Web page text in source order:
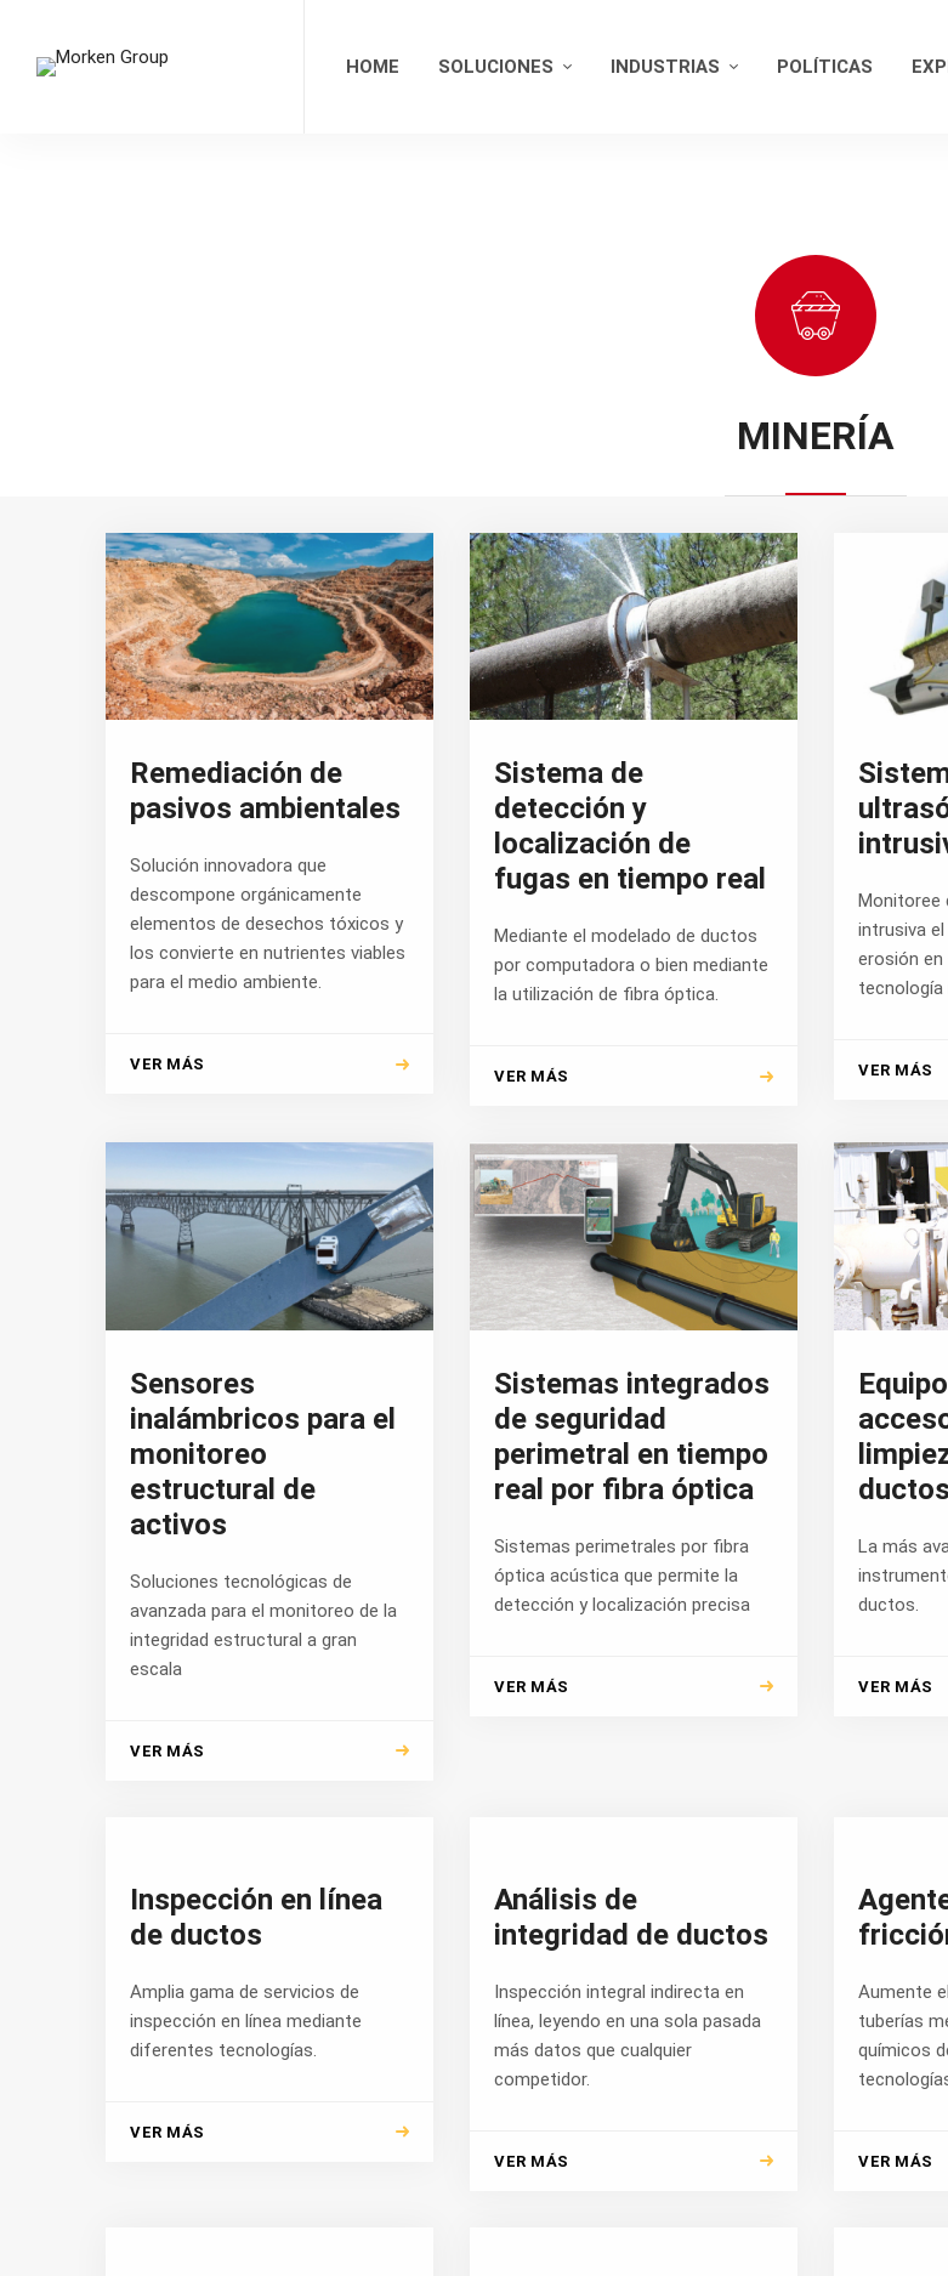
HOME SOLUCIONES INDUSTRIAS POLÍTICAS
MINERÍA
Remediación de
pasivos ambientales
Solución innovadora que
descompone orgánicamente
elementos de desechos tóxicos y
los convierte en nutrientes viables
para el medio ambiente.
VER MÁS
Sistema de
detección y
localización de
fugas en tiempo real
Mediante el modelado de ductos
por computadora o bien mediante
la utilización de fibra óptica.
VER MÁS
Monitoree
intrusiva
erosión
tecnología
VER MÁS
Sensores
inalámbricos para el
monitoreo
estructural de
activos
Soluciones tecnológicas de
avanzada para el monitoreo de la
integridad estructural a gran
escala
VER MÁS
Sistemas integrados
de seguridad
perimetral en tiempo
real por fibra óptica
Sistemas perimetrales por fibra
óptica acústica que permite la
detección y localización precisa
VER MÁS
ductos
La más
ductos.
VER MÁS
Inspección en línea
de ductos
Amplia gama de servicios de
inspección en línea mediante
diferentes tecnologías.
VER MÁS
Análisis de
integridad de ductos
Inspección integral indirecta en
línea, leyendo en una sola pasada
más datos que cualquier
competidor.
VER MÁS
Aumente
tuberías
químicos
VER MÁS